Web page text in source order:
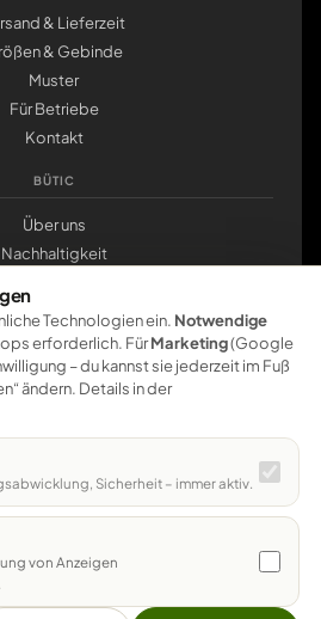
& Lieferzeit
& Gebinde
Muster
Für Betriebe
Kontakt
BÜTIC
Über uns
Nachhaltigkeit
klemmbrett.de
card amazonpay
Google Pay
Zahlungsarten werden schrittweise
Bahnhofstraße 12 · 07381 Pößneck
per DHL · DE 5,90 € · versandkostenfrei ab
79 €
Technologien ein. Notwendige
erforderlich. FürMarketing(Google
– du kannst sie jederzeit im Fuß
ändern. Details in der
Sicherheit – immer aktiv.
von Anzeigen